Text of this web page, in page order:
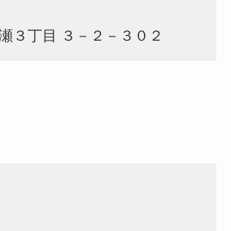
３丁目 ３－２－３０２